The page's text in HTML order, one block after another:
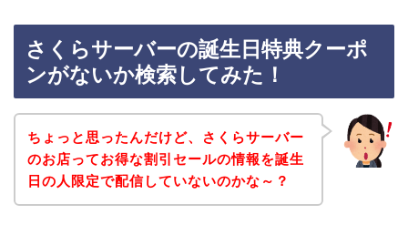
さくらサーバーの誕生日特典クーポ
ンがないか検索してみた！
ちょっと思ったんだけど、さくらサーバー
のお店ってお得な割引セールの情報を誕生
日の人限定で配信していないのかな～？